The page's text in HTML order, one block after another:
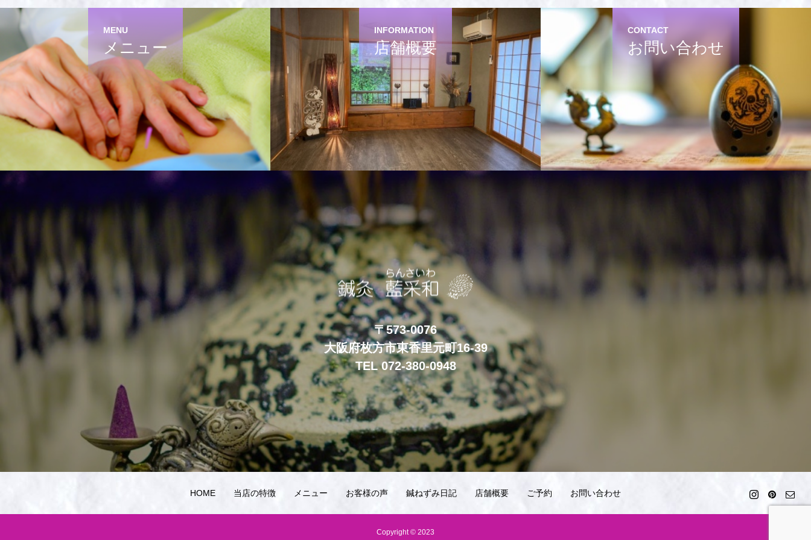
MENU
メニュー
INFORMATION
店舗概要
CONTACT
お問い合わせ
〒573-0076
大阪府枚方市東香里元町16-39
TEL 072-380-0948
HOME 当店の特徴 メニュー お客様の声 鍼ねずみ日記 店舗概要 ご予約 お問い合わせ
Copyright © 2023